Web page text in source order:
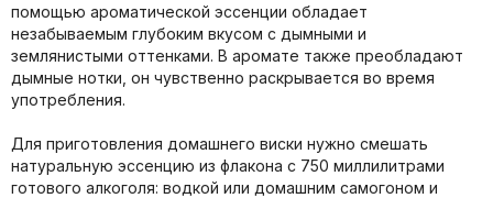
помощью ароматической эссенции обладает
незабываемым глубоким вкусом с дымными и
землянистыми оттенками. В аромате также преобладают
дымные нотки, он чувственно раскрывается во время
употребления.
Для приготовления домашнего виски нужно смешать
натуральную эссенцию из флакона с 750 миллилитрами
готового алкоголя: водкой или домашним самогоном и